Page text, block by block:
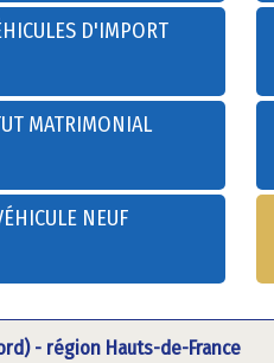
D'IMPORT
MATRIMONIAL
NEUF
- région Hauts-de-France